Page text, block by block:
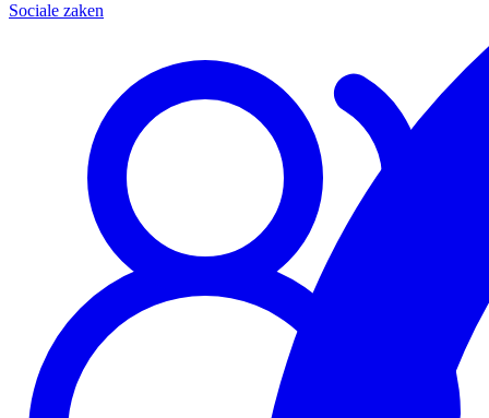
Sociale zaken